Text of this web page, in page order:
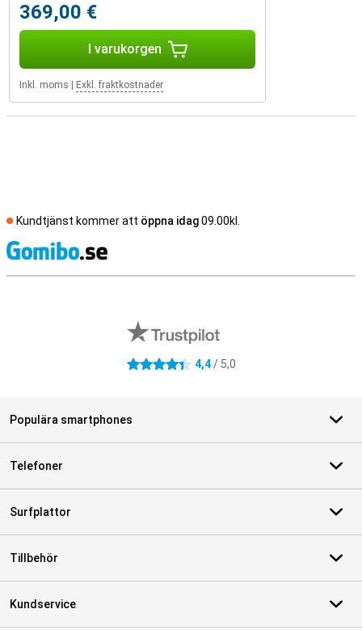
369,00 €
I varukorgen
Inkl. moms Exkl. fraktkostnader
Kundtjänst kommer att öppna idag09.00kl.
4.4 stjärnor 4,4/ 5,0
Populära smartphones
Telefoner
Surfplattor
Tillbehör
Kundservice